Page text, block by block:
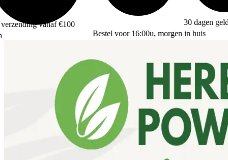
vanaf €100
Bestel voor 16:00u, morgen in huis
30 dagen geld terug